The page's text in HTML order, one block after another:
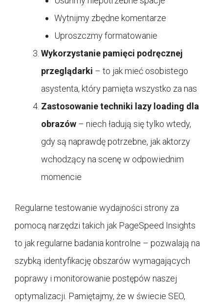
Wytnijmy zbędne komentarze
Uproszczmy formatowanie
Wykorzystanie pamięci podręcznej
przeglądarki – to jak mieć osobistego
asystenta, który pamięta wszystko za nas
Zastosowanie techniki lazy loading dla
obrazów – niech ładują się tylko wtedy,
gdy są naprawdę potrzebne, jak aktorzy
wchodzący na scenę w odpowiednim
momencie
Regularne testowanie wydajności strony za
pomocą narzędzi takich jak PageSpeed Insights
to jak regularne badania kontrolne – pozwalają na
szybką identyfikację obszarów wymagających
poprawy i monitorowanie postępów naszej
optymalizacji. Pamiętajmy, że w świecie SEO,